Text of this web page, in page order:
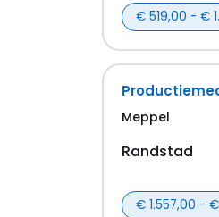
€ 519,00 - €
Meppel
Randstad
€ 1.557,00 - €